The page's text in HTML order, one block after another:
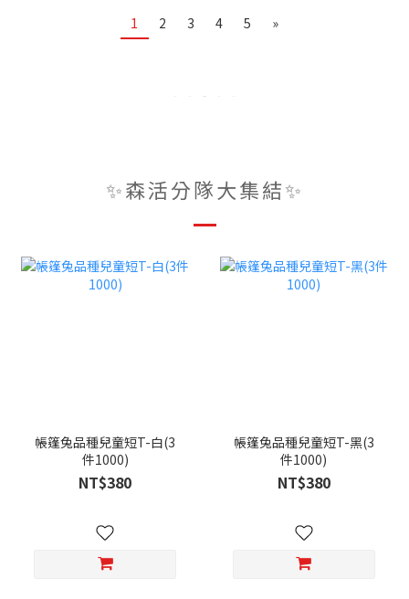
1 2 3 4 5 »
✨森活分隊大集結✨
帳篷兔品種兒童短T-白(3
件1000)
NT$380
帳篷兔品種兒童短T-黑(3
件1000)
NT$380